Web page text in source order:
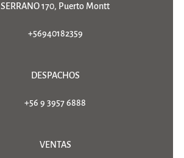
SERRANO 170, Puerto Montt
+56940182359
DESPACHOS
+56 9 3957 6888
VENTAS